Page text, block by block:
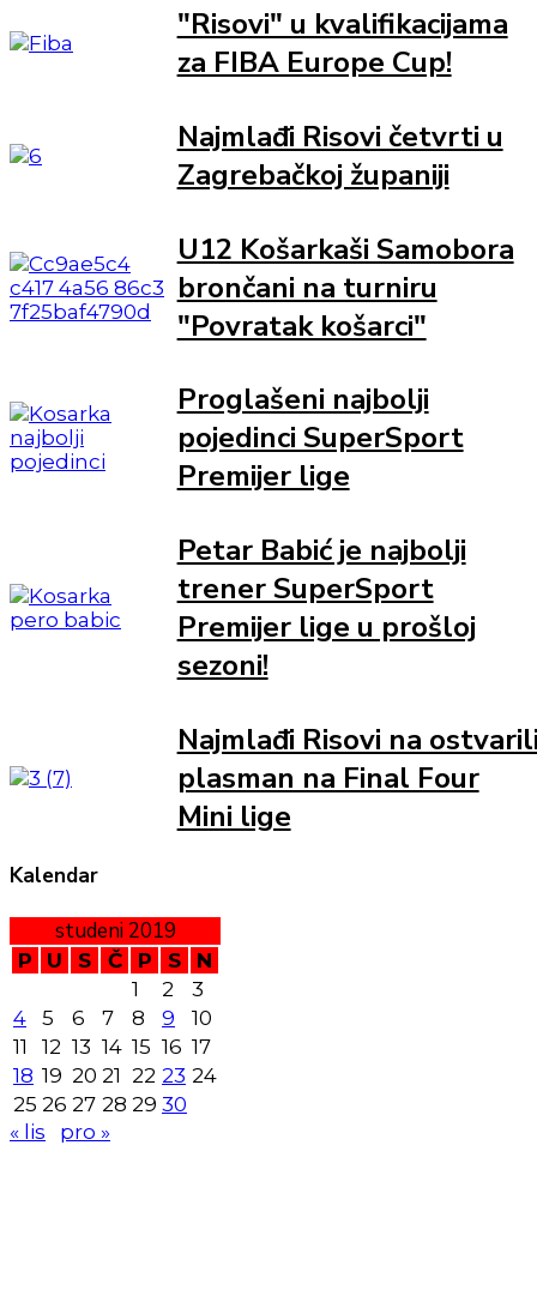
"Risovi" u kvalifikacijama
za FIBA Europe Cup!
Najmlađi Risovi četvrti u
Zagrebačkoj županiji
U12 Košarkaši Samobora
brončani na turniru
"Povratak košarci"
Proglašeni najbolji
pojedinci SuperSport
Premijer lige
Petar Babić je najbolji
trener SuperSport
Premijer lige u prošloj
sezoni!
Najmlađi Risovi na
plasman na Final Four
Mini lige
Kalendar
studeni 2019
P U S Č P S
N
1
2
3
4
5 6 7 8 9
10
11
12 13 14 15 16 17
18 19 20 21 22 23 24
25 26 27 28 29 30
« lis
pro »